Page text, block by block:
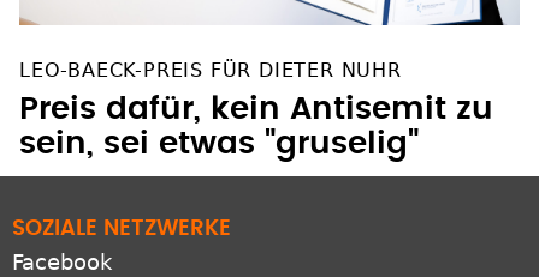
LEO-BAECK-PREIS FÜR DIETER NUHR
Preis dafür, kein Antisemit zu
sein, sei etwas "gruselig"
SOZIALE NETZWERKE
Facebook